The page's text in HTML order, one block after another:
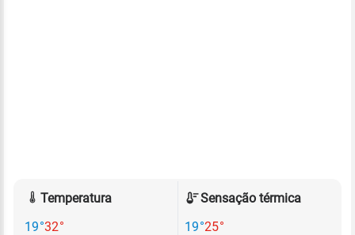
Temperatura
19°32°
Sensação térmica
19°25°